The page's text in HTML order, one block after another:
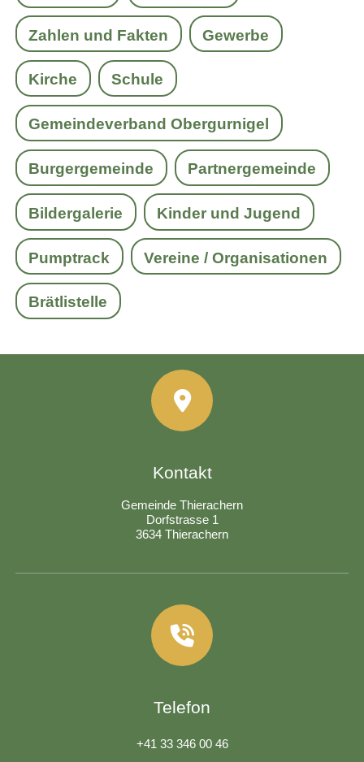
Zahlen und Fakten Gewerbe
Kirche Schule
Gemeindeverband Obergurnigel
Burgergemeinde Partnergemeinde
Bildergalerie Kinder und Jugend
Pumptrack Vereine / Organisationen
Brätlistelle
Kontakt
Gemeinde Thierachern
Dorfstrasse 1
3634 Thierachern
Telefon
+41 33 346 00 46